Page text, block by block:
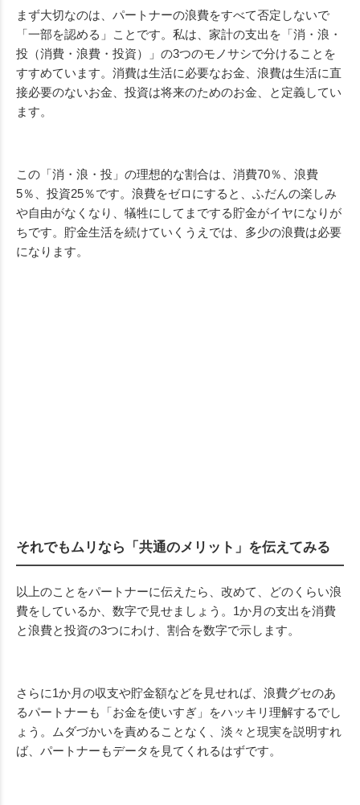
まず大切なのは、パートナーの浪費をすべて否定しないで
「一部を認める」ことです。私は、家計の支出を「消・浪・
投（消費・浪費・投資）」の3つのモノサシで分けることを
すすめています。消費は生活に必要なお金、浪費は生活に直
接必要のないお金、投資は将来のためのお金、と定義してい
ます。
この「消・浪・投」の理想的な割合は、消費70％、浪費
5％、投資25％です。浪費をゼロにすると、ふだんの楽しみ
や自由がなくなり、犠牲にしてまでする貯金がイヤになりが
ちです。貯金生活を続けていくうえでは、多少の浪費は必要
になります。
それでもムリなら「共通のメリット」を伝えてみる
以上のことをパートナーに伝えたら、改めて、どのくらい浪
費をしているか、数字で見せましょう。1か月の支出を消費
と浪費と投資の3つにわけ、割合を数字で示します。
さらに1か月の収支や貯金額などを見せれば、浪費グセのあ
るパートナーも「お金を使いすぎ」をハッキリ理解するでし
ょう。ムダづかいを責めることなく、淡々と現実を説明すれ
ば、パートナーもデータを見てくれるはずです。